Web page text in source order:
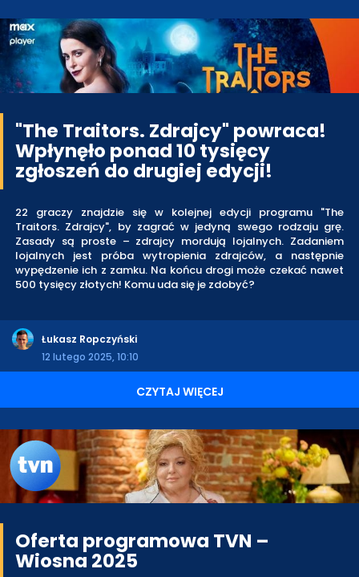
"The Traitors. Zdrajcy" powraca!
Wpłynęło ponad 10 tysięcy
zgłoszeń do drugiej edycji!
22 graczy znajdzie się w kolejnej edycji programu "The
Traitors. Zdrajcy", by zagrać w jedyną swego rodzaju grę.
Zasady są proste – zdrajcy mordują lojalnych. Zadaniem
lojalnych jest próba wytropienia zdrajców, a następnie
wypędzenie ich z zamku. Na końcu drogi może czekać nawet
500 tysięcy złotych! Komu uda się je zdobyć?
Łukasz Ropczyński
12 lutego 2025, 10:10
CZYTAJ WIĘCEJ
Oferta programowa TVN –
Wiosna 2025